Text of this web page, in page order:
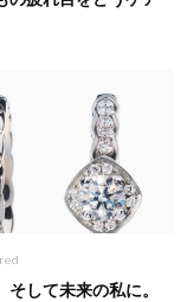
そして未来の私に。